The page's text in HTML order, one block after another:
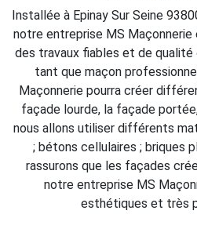
Installée à Epinay Sur Seine
notre entreprise MS Maçonnerie
des travaux fiables et de qualité
tant que maçon
Maçonnerie pourra créer
façade lourde, la façade
nous allons utiliser différents
; bétons cellulaires ; briques
rassurons que les façades
notre entreprise MS
esthétiques et très